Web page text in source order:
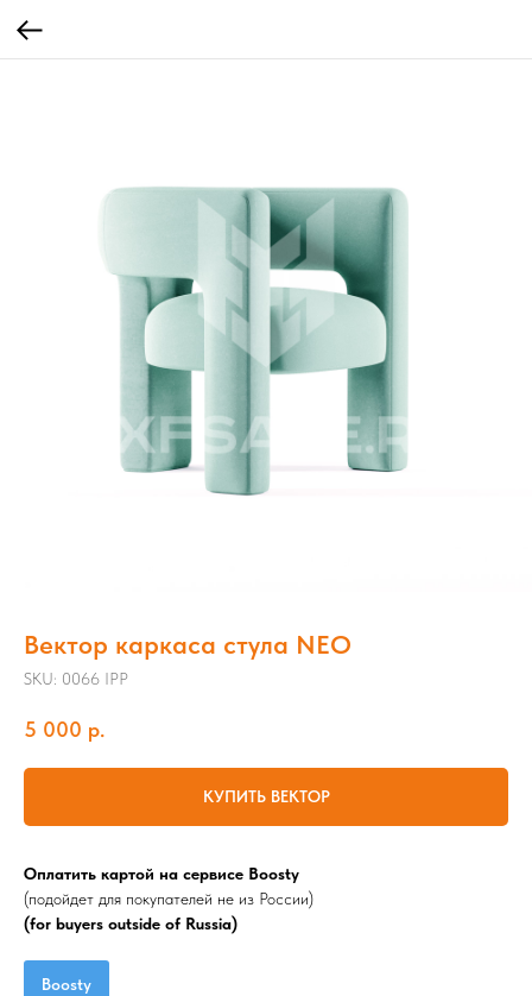
Вектор каркаса стула NEO
SKU: 0066 IPP
5 000 р.
КУПИТЬ ВЕКТОР
Оплатить картой на сервисе Boosty
(подойдет для покупателей не из России)
(for buyers outside of Russia)
Boosty